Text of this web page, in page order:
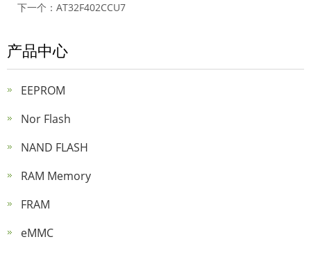
下一个： AT32F402CCU7
产品中心
EEPROM
Nor Flash
NAND FLASH
RAM Memory
FRAM
eMMC